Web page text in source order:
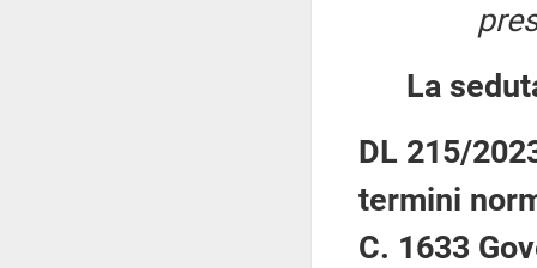
La
DL 215/
termini
C. 1633